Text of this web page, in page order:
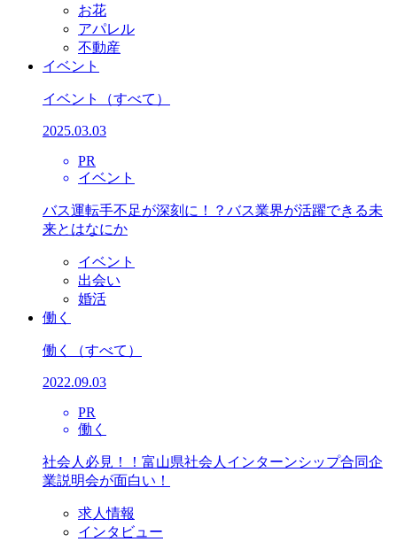
お花
アパレル
不動産
イベント
イベント （すべて）
2025.03.03
PR
イベント
バス運転手不足が深刻に！？バス業界が活躍できる未
来とはなにか
イベント
出会い
婚活
働く
働く （すべて）
2022.09.03
PR
働く
社会人必見！！富山県社会人インターンシップ合同企
業説明会が面白い！
求人情報
インタビュー